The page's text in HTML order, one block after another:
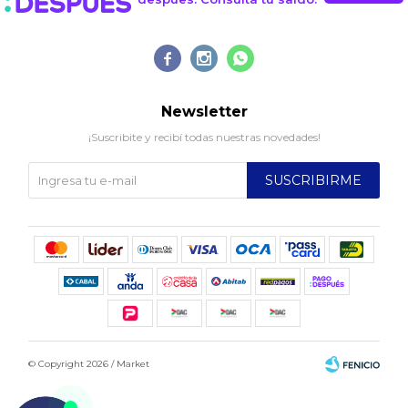
  
Newsletter
¡Suscribite y recibí todas nuestras novedades!
SUSCRIBIRME
© Copyright 2026 / Market